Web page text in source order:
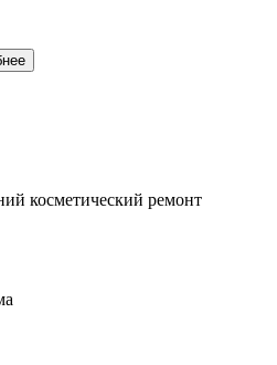
косметический ремонт